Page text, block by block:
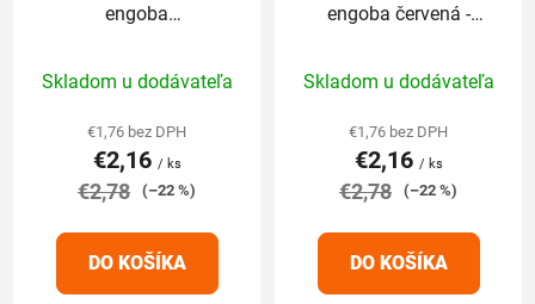
engoba
hodnotenie
produktu
je
4,7
5
hviezdičiek.
Skladom u dodávateľa
€1,76 bez DPH
€2,16 / ks
€2,78 (–22 %)
DO KOŠÍKA
engoba červená -
hodnotenie
produktu
je
5,0
5
hviezdičiek.
Skladom u dodávateľa
€1,76 bez DPH
€2,16 / ks
€2,78 (–22 %)
DO KOŠÍKA